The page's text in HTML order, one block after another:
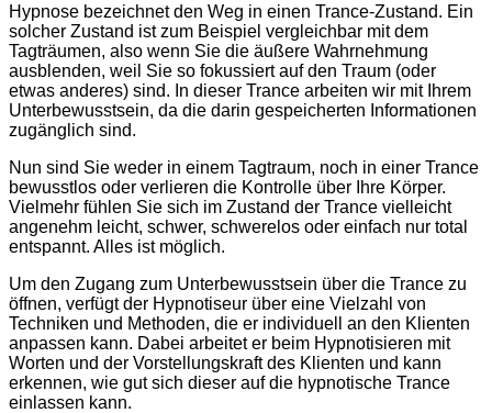
Hypnose bezeichnet den Weg in einen Trance-Zustand. Ein
solcher Zustand ist zum Beispiel vergleichbar mit dem
Tagträumen, also wenn Sie die äußere Wahrnehmung
ausblenden, weil Sie so fokussiert auf den Traum (oder
etwas anderes) sind. In dieser Trance arbeiten wir mit Ihrem
Unterbewusstsein, da die darin gespeicherten Informationen
zugänglich sind.
Nun sind Sie weder in einem Tagtraum, noch in einer Trance
bewusstlos oder verlieren die Kontrolle über Ihre Körper.
Vielmehr fühlen Sie sich im Zustand der Trance vielleicht
angenehm leicht, schwer, schwerelos oder einfach nur total
entspannt. Alles ist möglich.
Um den Zugang zum Unterbewusstsein über die Trance zu
öffnen, verfügt der Hypnotiseur über eine Vielzahl von
Techniken und Methoden, die er individuell an den Klienten
anpassen kann. Dabei arbeitet er beim Hypnotisieren mit
Worten und der Vorstellungskraft des Klienten und kann
erkennen, wie gut sich dieser auf die hypnotische Trance
einlassen kann.